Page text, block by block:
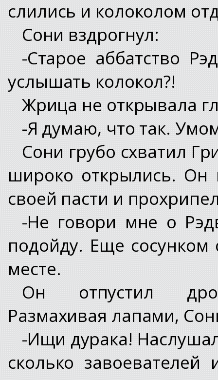
слились и колоколом
Сони вздрогнул:
-Старое аббатство
услышать колокол?!
Жрица не открывала
-Я думаю, что так.
Сони грубо схватил
широко открылись. Он
своей пасти и
-Не говори мне о
подойду. Еще
месте.
Он отпустил
Размахивая лапами,
-Ищи дурака!
сколько